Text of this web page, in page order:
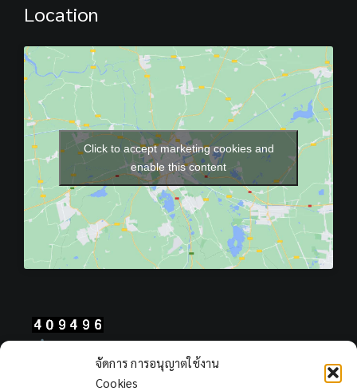
จัดการ การอนุญาตใช้งาน
Cookies
Location
Click to accept marketing cookies and
enable this content
Views Today : 819